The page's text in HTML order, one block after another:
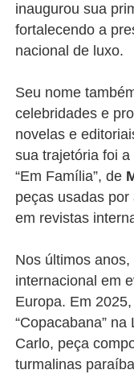
inaugurou sua
fortalecendo a
nacional de luxo.
Seu nome
celebridades e
novelas e
sua trajetória foi
“Em Família”, de
peças usadas
em revistas
Nos últimos
internacional em
Europa. Em
“Copacabana”
Carlo, peça
turmalinas